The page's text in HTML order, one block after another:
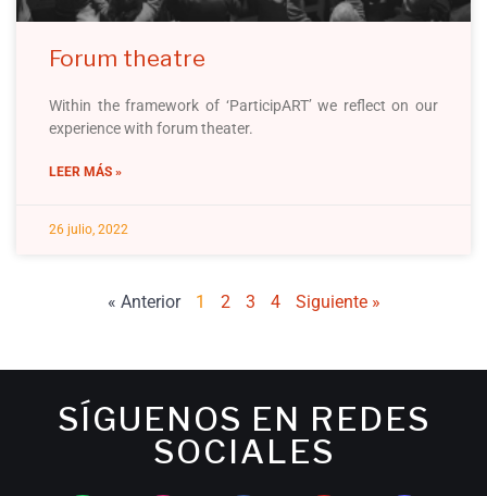
Forum theatre
Within the framework of ‘ParticipART’ we reflect on our
experience with forum theater.
LEER MÁS »
26 julio, 2022
« Anterior 1 2 3 4 Siguiente »
SÍGUENOS EN REDES
SOCIALES